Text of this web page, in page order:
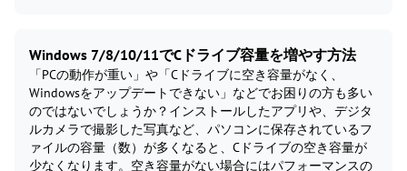
Windows 7/8/10/11でCドライブ容量を増やす方法
「PCの動作が重い」や「Cドライブに空き容量がなく、
Windowsをアップデートできない」などでお困りの方も多い
のではないでしょうか？インストールしたアプリや、デジタ
ルカメラで撮影した写真など、パソコンに保存されているフ
ァイルの容量（数）が多くなると、Cドライブの空き容量が
少なくなります。空き容量がない場合にはパフォーマンスの